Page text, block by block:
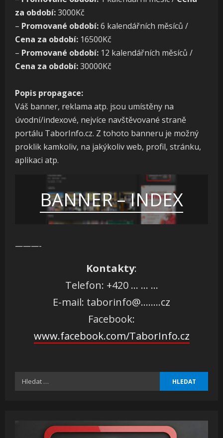
za období:3000Kč
– Promované období:6 kalendářních měsíců /
Cena za období: 16500Kč
– Promované období: 12 kalendářních měsíců /
Cena za období:30000Kč
Popis propagace:
Váš banner, reklama atp. jsou umístěny na
úvodní/indexové, nejvíce navštěvované straně
portálu TaborInfo.cz. Z tohoto banneru je možný
proklik kamkoliv, na jakýkoliv web, profil, stránku,
aplikaci atp.
BANNER – INDEX
———-
Kontakty:
Telefon: +420 … … …
E-mail: taborinfo@……..cz
Facebook:
www.facebook.com/TaborInfo.cz
Vyhledávání